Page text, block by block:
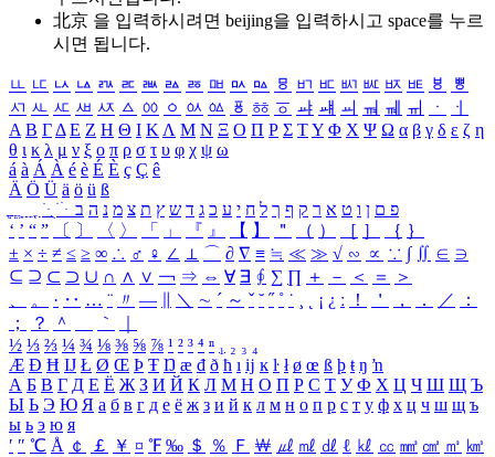
北京 을 입력하시려면 beijing을 입력하시고 space를 누르
시면 됩니다.
ㅥ ㅦ ㅧ ㅨ ㅩ ㅪ ㅫ ㅬ ㅭ ㅮ ㅯ ㅰ ㅱ ㅲ ㅳ ㅴ ㅵ ㅶ ㅷ ㅸ
ㅹ
ㅺ ㅻ ㅼ ㅽ ㅾ ㅿ ㆀ ㆁ ㆂ ㆃ ㆄ ㆅ ㆆ ㆇ ㆈ ㆉ ㆊ ㆋ ㆌ ㆍ
ㆎ
Α Β ΓΔ Ε Ζ Η Θ Ι ΚΛ Μ Ν Ξ Ο Π Ρ Σ ΤΥ Φ Χ Ψ Ω α β γ δ ε ζ η
θ ι κ λ μ ν ξ ο π ρ σ τ υ φ χ ψ ω
á à Á À é è É È ç Ç ê
Ä Ö Ü ä ö ü ß
ִֶֹ ֻּ ׁׂ פ ם ן ו ט א ר ק ף ך ל ח י ע כ ג ד ש ץ ת צ מ נ ה ב
‘ ’ “ ” 〔 〕 〈 〉 「 」 『 』 【 】 ＂ （ ） ［ ］ ｛ ｝
± × ÷ ≠ ≤ ≥ ∞ ∴ ♂ ♀ ∠ ⊥ ⌒ ∂ ∇ ≡ ≒ ≪ ≫ √ ∽ ∝ ∵ ∫ ∬ ∈ ∋
⊆ ⊇ ⊂ ⊃ ∪ ∩ ∧ ∨ ￢ ⇒ ⇔ ∀ ∃ ∮ ∑ ∏ ＋ － ＜ ＝
＞
、
。 · ‥ … ¨ 〃 ― ＼ ∼ ´ ～ ˇ ˘ ˝ ˚ ˙ ¸ ¡ ¿ ː ！ ＇ ， ． ／
：
；
？ ＾ ｀
½ ⅓ ⅔ ¼ ¾ ⅛ ⅜ ⅝ ⅞ ¹ ² ³ ⁴ ⁿ ₁ ₂ ₃ ₄
Æ Ð Ħ Ĳ Ł Ø Œ Þ Ŧ Ŋ æ đ ð ħ ı ĳ ĸ ŀ ł ø œ ß þ ŧ ŋ ŉ
А Б В Г Д Е Ё Ж З И Й К Л М Н О П Р С Т У Ф Х Ц Ч Ш Щ Ъ
Ы Ь Э Ю Я а б в г д е ё ж з и й к л м н о п р с т у ф х ц ч ш щ ъ
ы ь э ю я
′ ″ ℃ Å ￠ ￡ ￥ ¤ ℉ ‰ ＄ ％ Ｆ ￦ ㎕ ㎖ ㎗ ℓ ㎘ ㏄ ㎣ ㎤ ㎥ ㎦